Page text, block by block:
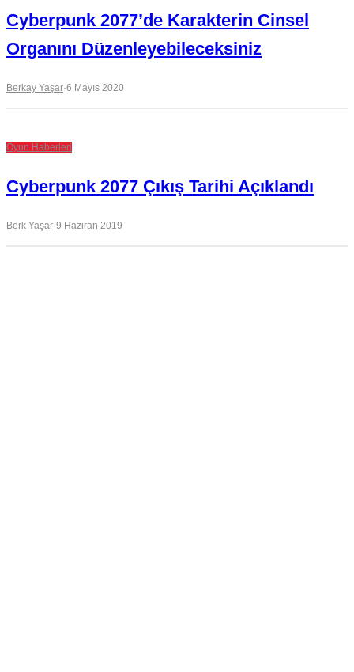
Cyberpunk 2077’de Karakterin Cinsel
Organını Düzenleyebileceksiniz
Berkay Yaşar·6 Mayıs 2020
Oyun Haberleri
Cyberpunk 2077 Çıkış Tarihi Açıklandı
Berk Yaşar·9 Haziran 2019